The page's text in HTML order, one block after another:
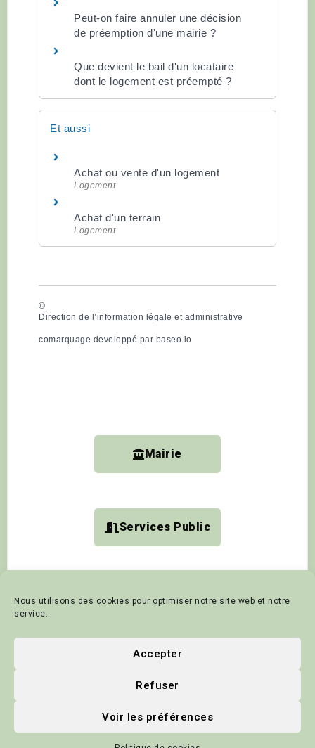
Nous utilisons des cookies pour optimiser notre site web et notre
service.
Accepter
Refuser
Voir les préférences
Peut-on faire annuler une décision
de préemption d'une mairie ?
Que devient le bail d'un locataire
dont le logement est préempté ?
Et aussi
Achat ou vente d'un logement
Logement
Achat d'un terrain
Logement
©
Direction de l’information légale et administrative
comarquage developpé par baseo.io
Mairie
Services Public
Accueil
Tourisme et animation Contact Politique de cookies
Mentions Légales
Site Web créé parApie-Secretary
Crédits Photos : P-Y LE MEUR -